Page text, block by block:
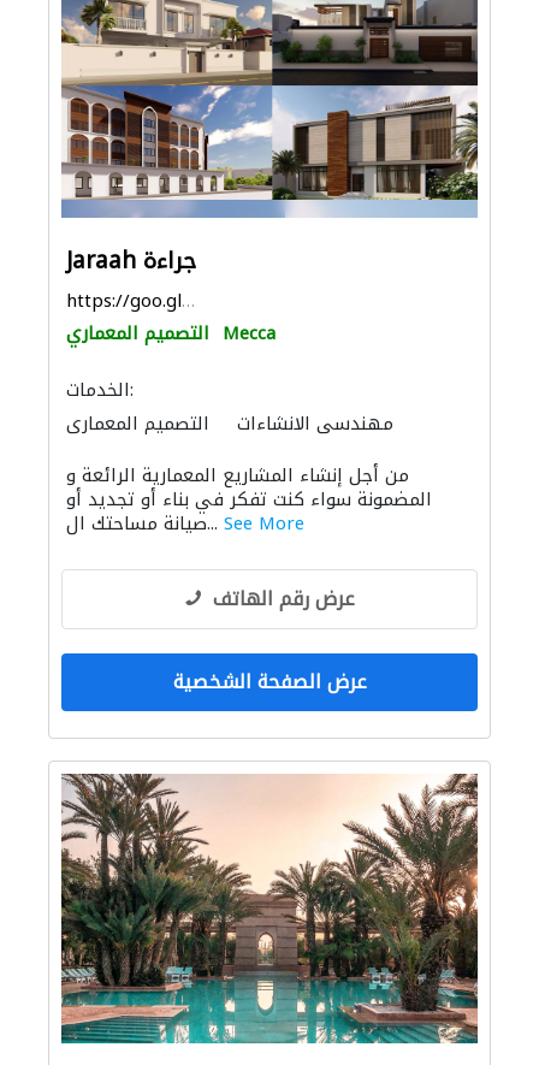
Jaraah جراءة
https://goo.gl/maps/2qGyRicCTmhUsjaRA
التصميم المعماري Mecca
الخدمات:
التصميم المعماري
مهندسي الانشاءات
من أجل إنشاء المشاريع المعمارية الرائعة و
المضمونة سواء كنت تفكر في بناء أو تجديد أو
صيانة مساحتك ال... See More
عرض رقم الهاتف
عرض الصفحة الشخصية